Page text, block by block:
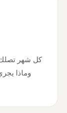
كل شهر تصلك
وماذا